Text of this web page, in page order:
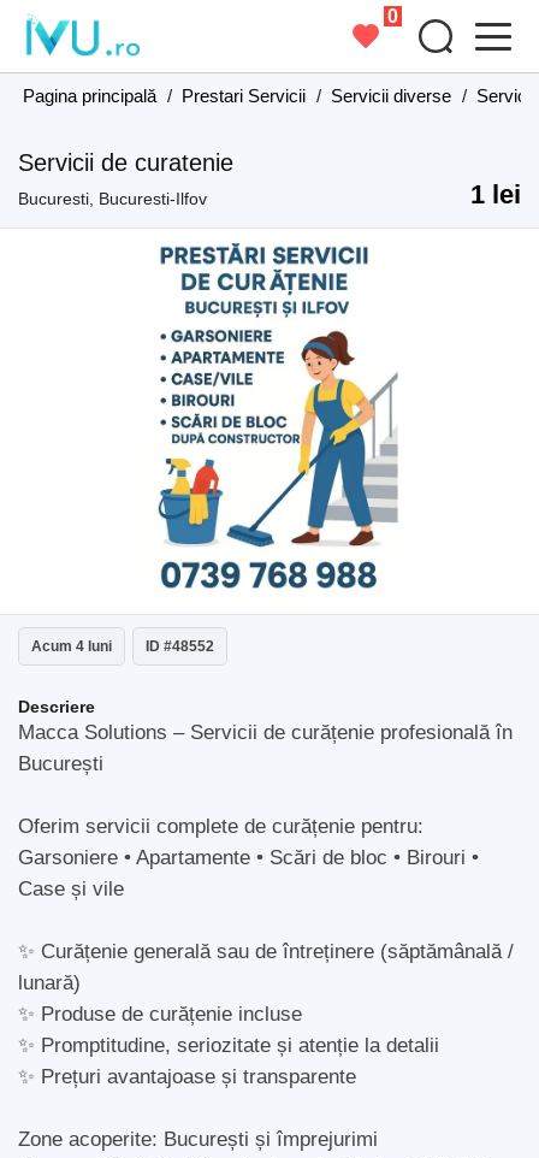
0
Pagina principală / Prestari Servicii / Servicii diverse /
Servicii de curatenie
Bucuresti, Bucuresti-Ilfov 1 lei
Acum 4 luni ID #48552
Descriere
Macca Solutions – Servicii de curățenie profesională în
București
Oferim servicii complete de curățenie pentru:
Garsoniere • Apartamente • Scări de bloc • Birouri •
Case și vile
✨ Curățenie generală sau de întreținere (săptămânală /
lunară)
✨ Produse de curățenie incluse
✨ Promptitudine, seriozitate și atenție la detalii
✨ Prețuri avantajoase și transparente
Zone acoperite: București și împrejurimi